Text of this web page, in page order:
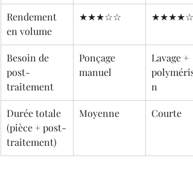
Rendement
en volume
★★★☆☆ ★★★★☆
Besoin de
post-
traitement
Ponçage
manuel
Lavage +
n
Durée totale
(pièce + post-
traitement)
Moyenne Courte